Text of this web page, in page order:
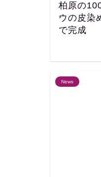
柏原の
ウの皮染
で完成
News